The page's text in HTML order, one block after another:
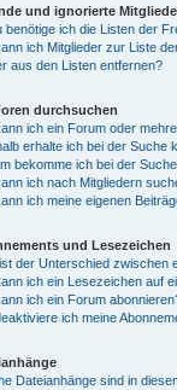
und ignorierte
benötige ich die Listen der
ich Mitglieder zur Liste
aus den Listen entfernen?
durchsuchen
ich ein Forum oder
erhalte ich bei der Suche
bekomme ich bei der
ich nach Mitgliedern
ich meine eigenen
und Lesezeichen
der Unterschied zwischen
ich ein Lesezeichen auf
ich ein Forum
ich meine
Dateianhänge sind in